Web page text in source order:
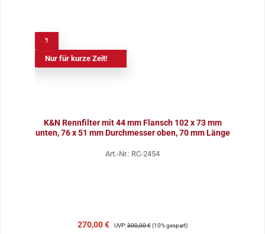
Nur für kurze Zeit!
K&N Rennfilter mit 44 mm Flansch 102 x 73 mm
unten, 76 x 51 mm Durchmesser oben, 70 mm Länge
Art.-Nr.: RC-2454
Verkaufspreis:
270,00 € Regulärer Preis:
UVP:300,00 €(10% gespart)